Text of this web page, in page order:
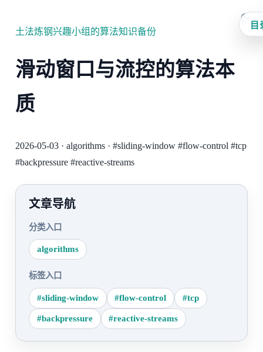
土法炼钢兴趣小组的算法知识备份
滑动窗口与流控的算法本
质
2026-05-03· algorithms· #sliding-window #flow-control #tcp
#backpressure #reactive-streams
文章导航
分类入口
algorithms
标签入口
#sliding-window #flow-control #tcp
#backpressure #reactive-streams
目